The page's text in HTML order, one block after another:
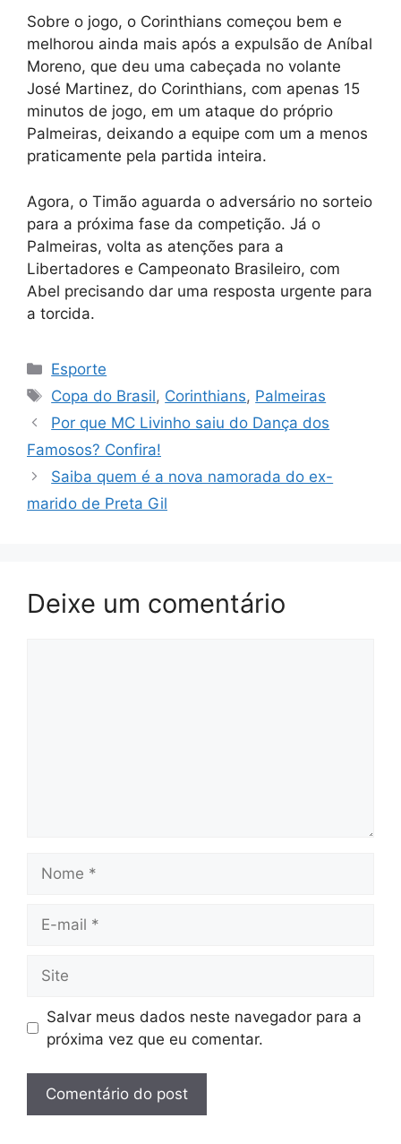
Sobre o jogo, o Corinthians começou bem e
melhorou ainda mais após a expulsão de Aníbal
Moreno, que deu uma cabeçada no volante
José Martinez, do Corinthians, com apenas 15
minutos de jogo, em um ataque do próprio
Palmeiras, deixando a equipe com um a menos
praticamente pela partida inteira.
Agora, o Timão aguarda o adversário no sorteio
para a próxima fase da competição. Já o
Palmeiras, volta as atenções para a
Libertadores e Campeonato Brasileiro, com
Abel precisando dar uma resposta urgente para
a torcida.
Categorias
Esporte
Tags
Copa do Brasil, Corinthians, Palmeiras
Por que MC Livinho saiu do Dança dos
Famosos? Confira!
Saiba quem é a nova namorada do ex-
marido de Preta Gil
Deixe um comentário
mail
Salvar meus dados neste navegador para a
próxima vez que eu comentar.